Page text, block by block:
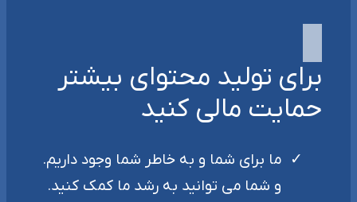
برای تولید محتوای بیشتر
حمایت مالی کنید
ما برای شما و به خاطر شما وجود داریم.
و شما می توانید به رشد ما کمک کنید.